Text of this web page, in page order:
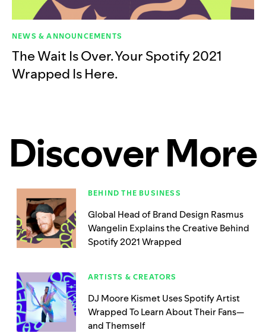
NEWS & ANNOUNCEMENTS
The Wait Is Over. Your Spotify 2021
Wrapped Is Here.
Discover More
BEHIND THE BUSINESS
Global Head of Brand Design Rasmus
Wangelin Explains the Creative Behind
Spotify 2021 Wrapped
ARTISTS & CREATORS
DJ Moore Kismet Uses Spotify Artist
Wrapped To Learn About Their Fans—
and Themself